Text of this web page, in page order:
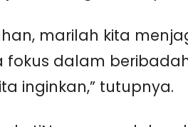
marilah kita
fokus dalam
inginkan,” tutupnya.